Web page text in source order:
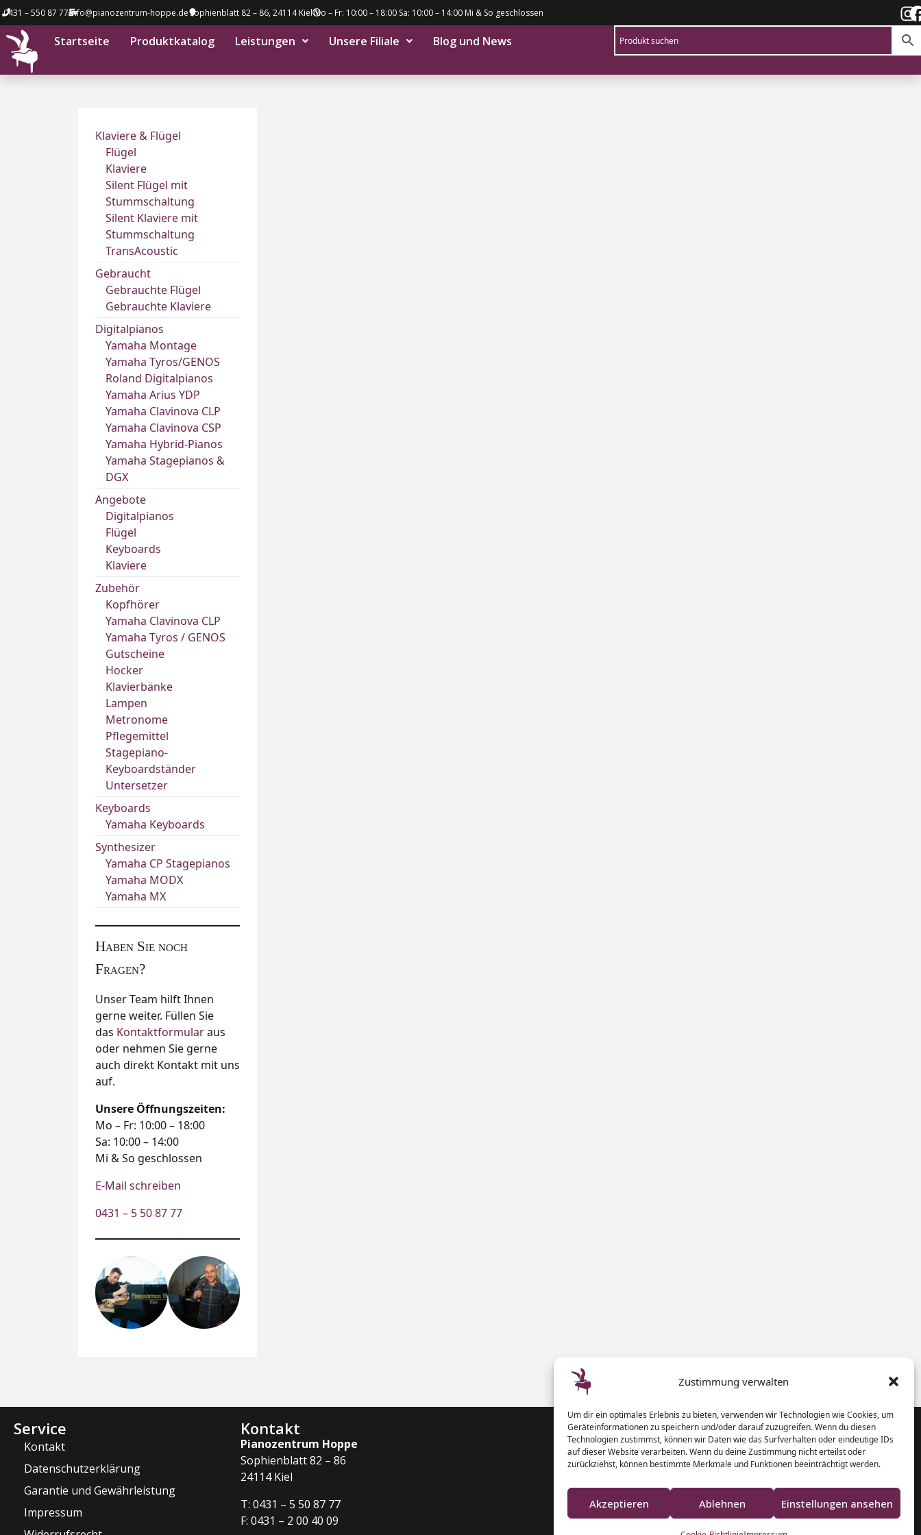
Zustimmung verwalten
Um dir ein optimales Erlebnis zu bieten, verwenden wir Technologien wie Cookies, um
Geräteinformationen zu speichern und/oder darauf zuzugreifen. Wenn du diesen
Technologien zustimmst, können wir Daten wie das Surfverhalten oder eindeutige IDs
auf dieser Website verarbeiten. Wenn du deine Zustimmung nicht erteilst oder
zurückziehst, können bestimmte Merkmale und Funktionen beeinträchtigt werden.
Akzeptieren Ablehnen Einstellungen ansehen
0431 – 550 87 77info@pianozentrum-hoppe.deSophienblatt 82 – 86, 24114 KielMo – Fr: 10:00 – 18:00 Sa: 10:00 – 14:00 Mi & So geschlossen
Startseite Produktkatalog Leistungen Unsere Filiale Blog und News
Klaviere & Flügel
Flügel
Klaviere
Silent Flügel mit
Stummschaltung
Silent Klaviere mit
Stummschaltung
TransAcoustic
Gebraucht
Gebrauchte Flügel
Gebrauchte Klaviere
Digitalpianos
Yamaha Montage
Yamaha Tyros/GENOS
Roland Digitalpianos
Yamaha Arius YDP
Yamaha Clavinova CLP
Yamaha Clavinova CSP
Yamaha Hybrid-Pianos
Yamaha Stagepianos &
DGX
Angebote
Digitalpianos
Flügel
Keyboards
Klaviere
Zubehör
Kopfhörer
Yamaha Clavinova CLP
Yamaha Tyros / GENOS
Gutscheine
Hocker
Klavierbänke
Lampen
Metronome
Pflegemittel
Stagepiano-
Keyboardständer
Untersetzer
Keyboards
Yamaha Keyboards
Synthesizer
Yamaha CP Stagepianos
Yamaha MODX
Yamaha MX
Haben Sie noch
Fragen?
Unser Team hilft Ihnen
gerne weiter. Füllen Sie
das Kontaktformularaus
oder nehmen Sie gerne
auch direkt Kontakt mit uns
auf.
Unsere Öffnungszeiten:
Mo – Fr: 10:00 – 18:00
Sa: 10:00 – 14:00
Mi & So geschlossen
E-Mail schreiben
0431 – 5 50 87 77
Service
Kontakt
Datenschutzerklärung
Garantie und Gewährleistung
Impressum
Kontakt
Pianozentrum Hoppe
Sophienblatt 82 – 86
24114 Kiel
T: 0431 – 5 50 87 77
F: 0431 – 2 00 40 09
Klaviere und Pianos aus Schleswig-